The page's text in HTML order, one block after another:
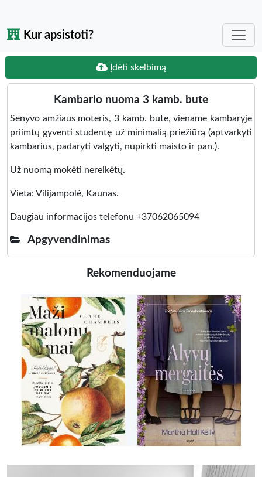
Kur apsistoti?
Įdėti skelbimą
Kambario nuoma 3 kamb. bute
Senyvo amžiaus moteris, 3 kamb. bute, viename kambaryje
priimtų gyventi studentę už minimalią priežiūrą (aptvarkyti
kambarius, padaryti valgyti, nupirkti maisto ir pan.).
Už nuomą mokėti nereikėtų.
Vieta: Vilijampolė, Kaunas.
Daugiau informacijos telefonu +37062065094
Apgyvendinimas
Rekomenduojame